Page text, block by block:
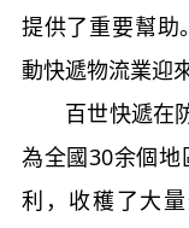
提供了重要幫助
動快遞物流業迎
百世快遞在防
為全國30余個
利，收穫了大